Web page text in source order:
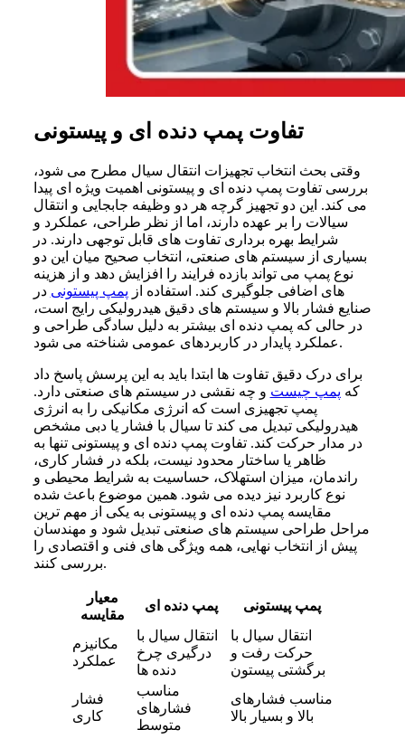
تفاوت پمپ دنده ای و پیستونی
وقتی بحث انتخاب تجهیزات انتقال سیال مطرح می شود،
بررسی تفاوت پمپ دنده ای و پیستونی اهمیت ویژه ای پیدا
می کند. این دو تجهیز گرچه هر دو وظیفه جابجایی و انتقال
سیالات را بر عهده دارند، اما از نظر طراحی، عملکرد و
شرایط بهره برداری تفاوت های قابل توجهی دارند. در
بسیاری از سیستم های صنعتی، انتخاب صحیح میان این دو
نوع پمپ می تواند بازده فرایند را افزایش دهد و از هزینه
های اضافی جلوگیری کند. استفاده از پمپ پیستونی در
صنایع فشار بالا و سیستم های دقیق هیدرولیکی رایج است،
در حالی که پمپ دنده ای بیشتر به دلیل سادگی طراحی و
عملکرد پایدار در کاربردهای عمومی شناخته می شود.
برای درک دقیق تفاوت ها ابتدا باید به این پرسش پاسخ داد
که پمپ چیست و چه نقشی در سیستم های صنعتی دارد.
پمپ تجهیزی است که انرژی مکانیکی را به انرژی
هیدرولیکی تبدیل می کند تا سیال با فشار یا دبی مشخص
در مدار حرکت کند. تفاوت پمپ دنده ای و پیستونی تنها به
ظاهر یا ساختار محدود نیست، بلکه در فشار کاری،
راندمان، میزان استهلاک، حساسیت به شرایط محیطی و
نوع کاربرد نیز دیده می شود. همین موضوع باعث شده
مقایسه پمپ دنده ای و پیستونی به یکی از مهم ترین
مراحل طراحی سیستم های صنعتی تبدیل شود و مهندسان
پیش از انتخاب نهایی، همه ویژگی های فنی و اقتصادی را
بررسی کنند.
معیار
مقایسه
پمپ دنده ای پمپ پیستونی
مکانیزم
عملکرد
انتقال سیال با
درگیری چرخ
دنده ها
انتقال سیال با
حرکت رفت و
برگشتی پیستون
فشار
کاری
مناسب
فشارهای
متوسط
مناسب فشارهای
بالا و بسیار بالا